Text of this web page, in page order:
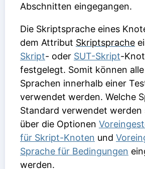
Abschnitten eingegangen.
Die Skriptsprache eines
dem Attribut Skriptsprache
Skript- oder SUT-Skript-
festgelegt. Somit können
Sprachen innerhalb einer
verwendet werden. Welche
Standard verwendet werden
über die Optionen
für Skript-Knoten und
Sprache für Bedingungen
werden.